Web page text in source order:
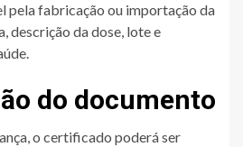
pela fabricação ou importação da
descrição da dose, lote e
do documento
o certificado poderá ser